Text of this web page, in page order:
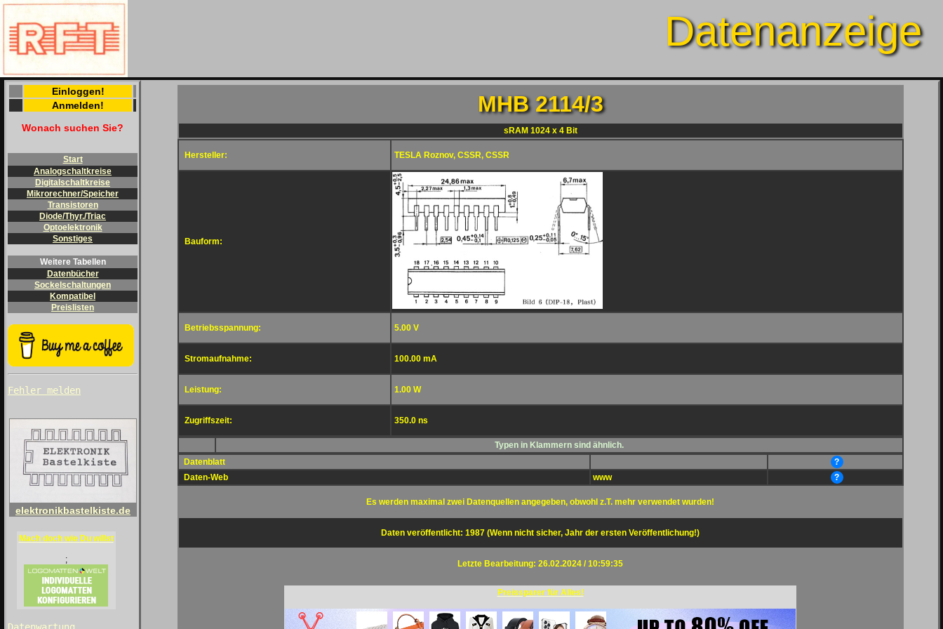
Datenanzeige
Einloggen!
Anmelden!
Wonach suchen Sie?
Start
Analogschaltkreise
Digitalschaltkreise
Mikrorechner/Speicher
Transistoren
Diode/Thyr./Triac
Optoelektronik
Sonstiges
Weitere Tabellen
Datenbücher
Sockelschaltungen
Kompatibel
Preislisten
Fehler melden
elektronikbastelkiste.de
Mach doch wie Du willst
;
MHB 2114/3
sRAM 1024 x 4 Bit
Hersteller: TESLA Roznov, CSSR, CSSR
Bauform:
Betriebsspannung: 5.00 V
Stromaufnahme: 100.00 mA
Leistung: 1.00 W
Zugriffszeit: 350.0 ns
Typen in Klammern sind ähnlich.
Datenblatt
?
Daten-Web
www ?
Es werden maximal zwei Datenquellen angegeben, obwohl z.T. mehr verwendet wurden!
Daten veröffentlicht: 1987 (Wenn nicht sicher, Jahr der ersten Veröffentlichung!)
Letzte Bearbeitung: 26.02.2024 / 10:59:35
Preissparer für Alles!